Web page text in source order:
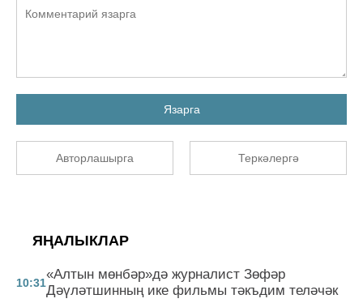
Язарга
Авторлашырга Теркәлергә
ЯҢАЛЫКЛАР
10:31
«Алтын мөнбәр»дә журналист Зөфәр
Дәүләтшинның ике фильмы тәкъдим теләчәк